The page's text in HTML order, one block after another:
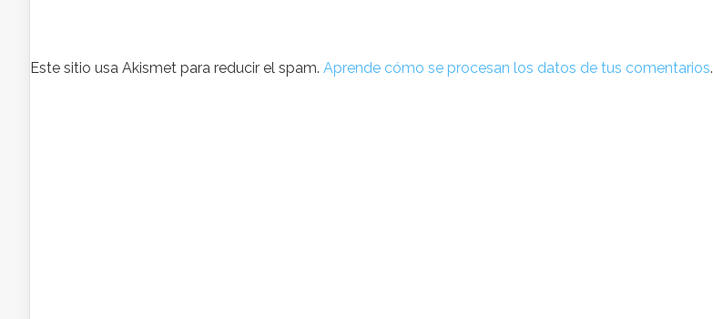
Este sitio usa Akismet para reducir el spam. Aprende cómo se procesan los datos de tus comentarios.